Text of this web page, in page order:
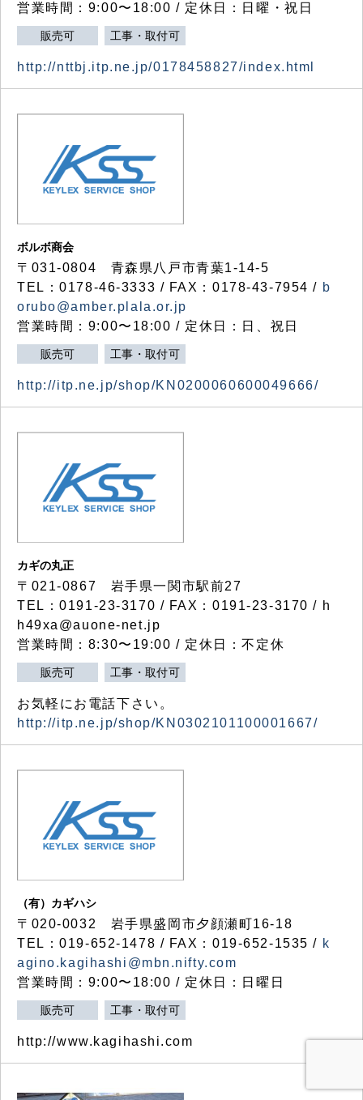
営業時間：9:00〜18:00 / 定休日：日曜・祝日
販売可 工事・取付可
http://nttbj.itp.ne.jp/0178458827/index.html
ボルボ商会
〒031-0804 青森県八戸市青葉1-14-5
TEL：0178-46-3333 / FAX：0178-43-7954 / b
orubo@amber.plala.or.jp
営業時間：9:00〜18:00 / 定休日：日、祝日
販売可 工事・取付可
http://itp.ne.jp/shop/KN0200060600049666/
カギの丸正
〒021-0867 岩手県一関市駅前27
TEL：0191-23-3170 / FAX：0191-23-3170 / h
h49xa@auone-net.jp
営業時間：8:30〜19:00 / 定休日：不定休
販売可 工事・取付可
お気軽にお電話下さい。
http://itp.ne.jp/shop/KN0302101100001667/
（有）カギハシ
〒020-0032 岩手県盛岡市夕顔瀬町16-18
TEL：019-652-1478 / FAX：019-652-1535 / k
agino.kagihashi@mbn.nifty.com
営業時間：9:00〜18:00 / 定休日：日曜日
販売可 工事・取付可
http://www.kagihashi.com